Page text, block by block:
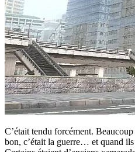
C’était tendu forcément.
bon, c’était la guerre… et quand